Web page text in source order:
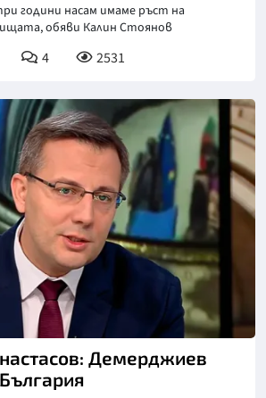
години насам имаме ръст на
обяви Калин Стоянов
4 2531
Демерджиев